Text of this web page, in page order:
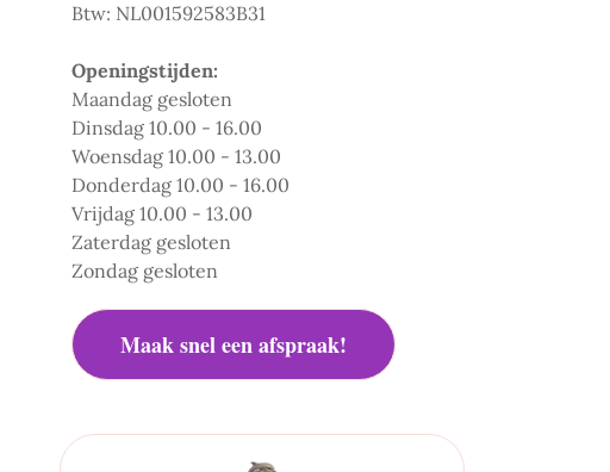
Btw: NL001592583B31
Openingstijden:
Maandag gesloten
Dinsdag 10.00 - 16.00
Woensdag 10.00 - 13.00
Donderdag 10.00 - 16.00
Vrijdag 10.00 - 13.00
Zaterdag gesloten
Zondag gesloten
Maak snel een afspraak!